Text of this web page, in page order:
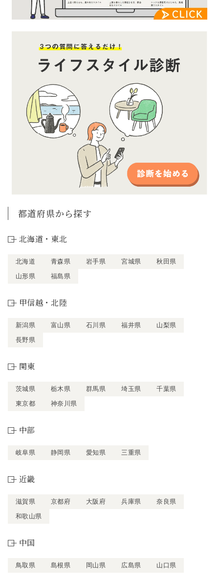
都道府県から探す
北海道・東北
北海道 青森県 岩手県 宮城県
秋田県
山形県
福島県
甲信越・北陸
新潟県 富山県 石川県 福井県
山梨県
長野県
関東
茨城県 栃木県 群馬県 埼玉県
千葉県
東京都
神奈川県
中部
岐阜県 静岡県 愛知県 三重県
近畿
滋賀県 京都府 大阪府 兵庫県
奈良県
和歌山県
中国
鳥取県 島根県 岡山県 広島県 山口県